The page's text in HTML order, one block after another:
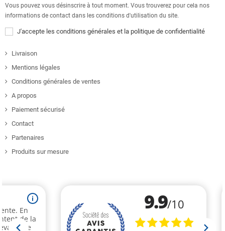
Vous pouvez vous désinscrire à tout moment. Vous trouverez pour cela nos
informations de contact dans les conditions d'utilisation du site.
J'accepte les conditions générales et la politique de confidentialité
Livraison
Mentions légales
Conditions générales de ventes
A propos
Paiement sécurisé
Contact
Partenaires
Produits sur mesure